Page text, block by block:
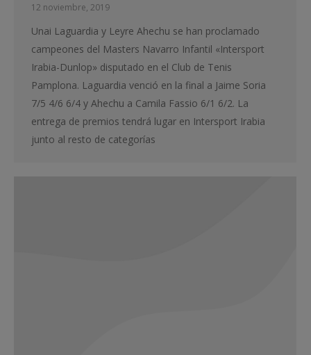
12 noviembre, 2019
Unai Laguardia y Leyre Ahechu se han proclamado
campeones del Masters Navarro Infantil «Intersport
Irabia-Dunlop» disputado en el Club de Tenis
Pamplona. Laguardia venció en la final a Jaime Soria
7/5 4/6 6/4 y Ahechu a Camila Fassio 6/1 6/2. La
entrega de premios tendrá lugar en Intersport Irabia
junto al resto de categorías